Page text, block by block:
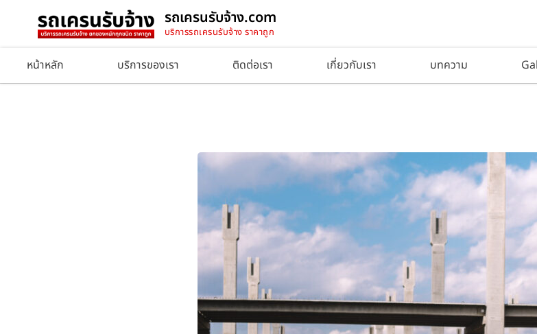
รถเครนรับจ้าง.com
บริการรถเครนรับจ้าง ราคาถูก
หน้าหลัก บริการของเรา ติดต่อเรา เกี่ยวกับเรา บทความ